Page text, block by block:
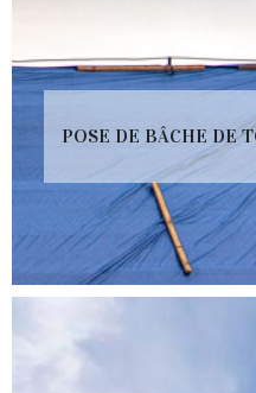
POSE DE BÂCHE DE